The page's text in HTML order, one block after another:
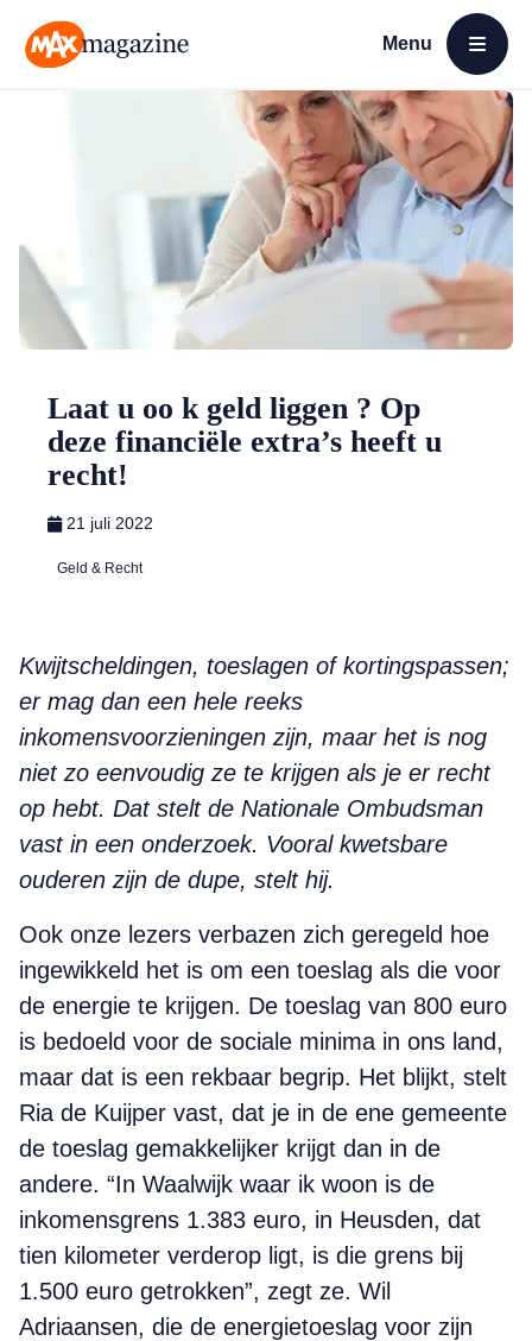
Menu
Open menu
Laat u oo k geld liggen ? Op
deze financiële extra’s heeft u
recht!
21 juli 2022
Geld & Recht
Kwijtscheldingen, toeslagen of kortingspassen;
er mag dan een hele reeks
inkomensvoorzieningen zijn, maar het is nog
niet zo eenvoudig ze te krijgen als je er recht
op hebt. Dat stelt de Nationale Ombudsman
vast in een onderzoek. Vooral kwetsbare
ouderen zijn de dupe, stelt hij.
Ook onze lezers verbazen zich geregeld hoe
ingewikkeld het is om een toeslag als die voor
de energie te krijgen. De toeslag van 800 euro
is bedoeld voor de sociale minima in ons land,
maar dat is een rekbaar begrip. Het blijkt, stelt
Ria de Kuijper vast, dat je in de ene gemeente
de toeslag gemakkelijker krijgt dan in de
andere. “In Waalwijk waar ik woon is de
inkomensgrens 1.383 euro, in Heusden, dat
tien kilometer verderop ligt, is die grens bij
1.500 euro getrokken”, zegt ze. Wil
Adriaansen, die de energietoeslag voor zijn